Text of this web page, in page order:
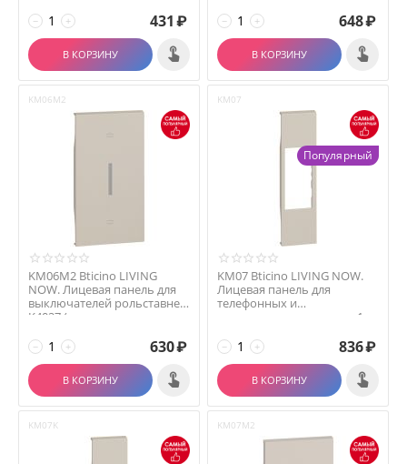
+
− 431₽
В КОРЗИНУ
+
− 648₽
В КОРЗИНУ
KM06M2
KM06M2 Bticino LIVING
NOW. Лицевая панель для
выключателей рольставней
K4027 (горизонта...
+
− 630₽
В КОРЗИНУ
KM07
Популярный
KM07 Bticino LIVING NOW.
Лицевая панель для
телефонных и
компьютерных розеток 1
+
− 836₽
В КОРЗИНУ
KM07K KM07M2